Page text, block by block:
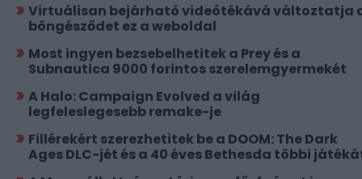
Virtuálisan bejárható videótékává változtatja
böngésződet ez a weboldal
Most ingyen bezsebelhetitek a Prey és a
Subnautica 9000 forintos szerelemgyermekét
A Halo: Campaign Evolved a világ
legfeleslegesebb remake-je
Fillérekért szerezhetitek be a DOOM: The Dark
Ages DLC-jét és a 40 éves Bethesda többi